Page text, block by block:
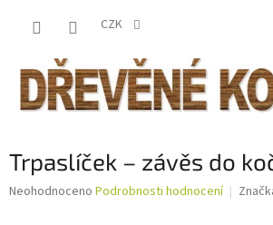
CZK
Trpaslíček – závěs do
Průměrné
Neohodnoceno Podrobnosti hodnocení